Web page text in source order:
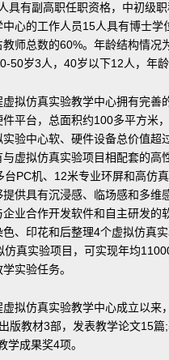
具有副高职任职资格，中初级职
中心的工作人员15人具有博士学
教师总数的60%。年龄结构情况
50岁3人，40岁以下12人，年龄
虚拟仿真实验教学中心拥有完善
件平台，总面积约100多平方米
实验中心软、硬件设备总价值超
与虚拟仿真实验项目相配套的高
台PC机、12米专业环屏和高仿
提供具有沉浸感、临场感和多维
企业合作开发软件和自主研发的
色、印花和后整理4个虚拟仿真
仿真实验项目，可实现年均
实验任务。
虚拟仿真实验教学中心成立以来
版教材3部，发表教学论文15篇
学成果奖4项。